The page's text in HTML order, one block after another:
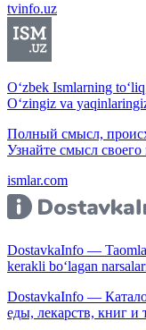
tvinfo.uz
O‘zbek Ismlarning
O‘zingiz va
Полный смысл,
Узнайте смысл
ismlar.com
DostavkaInfo —
kerakli bo‘lagan
DostavkaInfo —
еды, лекарств, книг и